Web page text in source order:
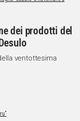
dei prodotti del
ventottesima